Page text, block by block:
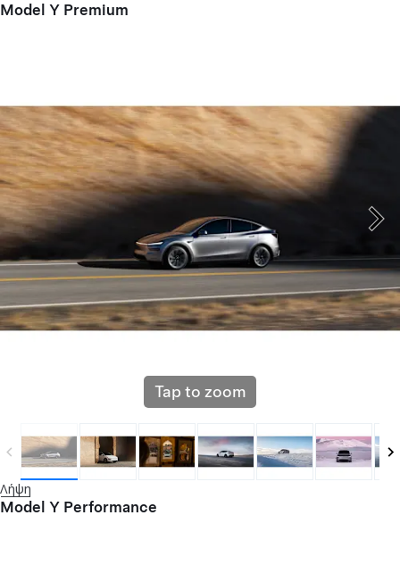
Model Y Premium
Tap to zoom
Λήψη
Model Y Performance